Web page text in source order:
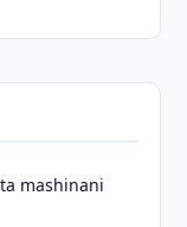
mashinani